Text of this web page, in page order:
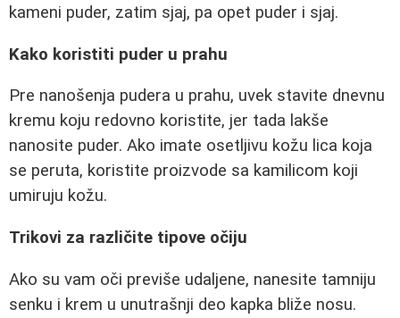
kameni puder, zatim sjaj, pa opet puder i sjaj.
Kako koristiti puder u prahu
Pre nanošenja pudera u prahu, uvek stavite dnevnu
kremu koju redovno koristite, jer tada lakše
nanosite puder. Ako imate osetljivu kožu lica koja
se peruta, koristite proizvode sa kamilicom koji
umiruju kožu.
Trikovi za različite tipove očiju
Ako su vam oči previše udaljene, nanesite tamniju
senku i krem u unutrašnji deo kapka bliže nosu.